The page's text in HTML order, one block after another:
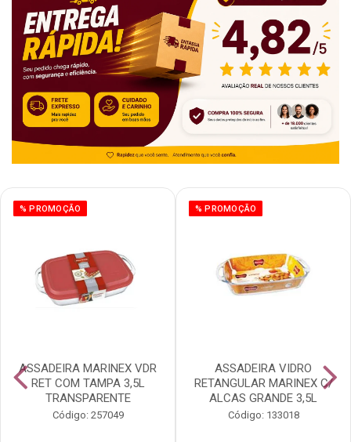
% PROMOÇÃO
ASSADEIRA MARINEX VDR
RET COM TAMPA 3,5L
TRANSPARENTE
Código: 257049
% PROMOÇÃO
ASSADEIRA VIDRO
RETANGULAR MARINEX C/
ALCAS GRANDE 3,5L
Código: 133018